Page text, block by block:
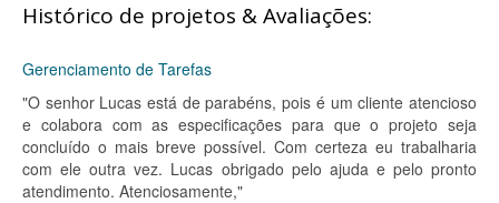
Histórico de projetos & Avaliações:
Gerenciamento de Tarefas
"O senhor Lucas está de parabéns, pois é um cliente atencioso
e colabora com as especificações para que o projeto seja
concluído o mais breve possível. Com certeza eu trabalharia
com ele outra vez. Lucas obrigado pelo ajuda e pelo pronto
atendimento. Atenciosamente,"